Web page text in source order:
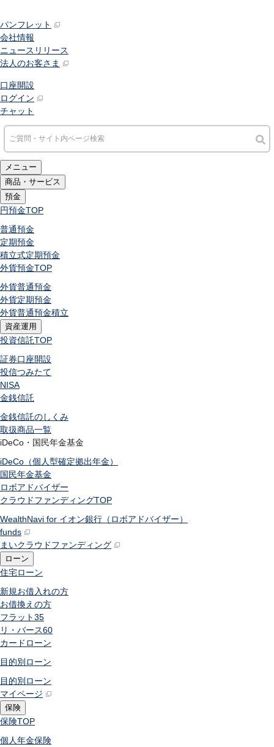
パンフレット
会社情報
ニュースリリース
法人のお客さま
口座開設
ログイン
チャット
メニュー
商品・サービス
預金
円預金TOP
普通預金
定期預金
積立式定期預金
外貨預金TOP
外貨普通預金
外貨定期預金
外貨普通預金積立
資産運用
投資信託TOP
証券口座開設
投信つみたて
NISA
金銭信託
金銭信託のしくみ
取扱商品一覧
iDeCo・国民年金基金
iDeCo（個人型確定拠出年金）
国民年金基金
ロボアドバイザー
クラウドファンディングTOP
WealthNavi for イオン銀行（ロボアドバイザー）
funds
まいクラウドファンディング
ローン
住宅ローン
新規お借入れの方
お借換えの方
フラット35
リ・バース60
カードローン
目的別ローン
目的別ローン
マイページ
保険
保険TOP
個人年金保険